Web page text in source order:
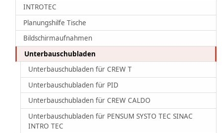
INTROTEC
Planungshilfe Tische
Bildschirmaufnahmen
Unterbauschubladen
Unterbauschubladen für CREW T
Unterbauschubladen für PID
Unterbauschubladen für CREW CALDO
Unterbauschubladen für PENSUM SYSTO TEC SINAC
INTRO TEC